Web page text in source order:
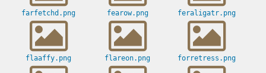
farfetchd.png fearow.png feraligatr.png
flaaffy.png flareon.png forretress.png